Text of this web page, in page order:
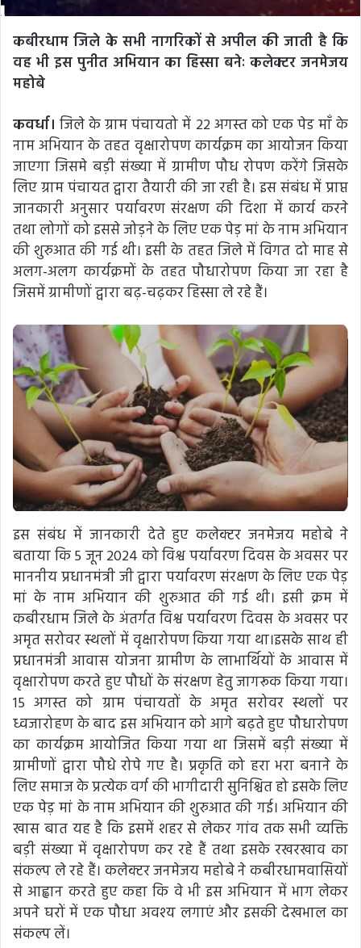
कबीरधाम जिले के सभी नागरिकों से अपील की जाती है कि
वह भी इस पुनीत अभियान का हिस्सा बनेः कलेक्टर जनमेजय
महोबे
कवर्धा। जिले के ग्राम पंचायतो में 22 अगस्त को एक पेड माँ के
नाम अभियान के तहत वृक्षारोपण कार्यक्रम का आयोजन किया
जाएगा जिसमे बड़ी संख्या में ग्रामीण पौध रोपण करेंगे जिसके
लिए ग्राम पंचायत द्वारा तैयारी की जा रही है। इस संबंध में प्राप्त
जानकारी अनुसार पर्यावरण संरक्षण की दिशा में कार्य करने
तथा लोगों को इससे जोड़ने के लिए एक पेड़ मां के नाम अभियान
की शुरुआत की गई थी। इसी के तहत जिले में विगत दो माह से
अलग-अलग कार्यक्रमों के तहत पौधारोपण किया जा रहा है
जिसमें ग्रामीणों द्वारा बढ़-चढ़कर हिस्सा ले रहे हैं।
इस संबंध में जानकारी देते हुए कलेक्टर जनमेजय महोबे ने
बताया कि 5 जून 2024 को विश्व पर्यावरण दिवस के अवसर पर
माननीय प्रधानमंत्री जी द्वारा पर्यावरण संरक्षण के लिए एक पेड़
मां के नाम अभियान की शुरुआत की गई थी। इसी क्रम में
कबीरधाम जिले के अंतर्गत विश्व पर्यावरण दिवस के अवसर पर
अमृत सरोवर स्थलों में वृक्षारोपण किया गया था।इसके साथ ही
प्रधानमंत्री आवास योजना ग्रामीण के लाभार्थियों के आवास में
वृक्षारोपण करते हुए पौधों के संरक्षण हेतु जागरूक किया गया।
15 अगस्त को ग्राम पंचायतों के अमृत सरोवर स्थलों पर
ध्वजारोहण के बाद इस अभियान को आगे बढ़ते हुए पौधारोपण
का कार्यक्रम आयोजित किया गया था जिसमें बड़ी संख्या में
ग्रामीणों द्वारा पौधे रोपे गए है। प्रकृति को हरा भरा बनाने के
लिए समाज के प्रत्येक वर्ग की भागीदारी सुनिश्चित हो इसके लिए
एक पेड़ मां के नाम अभियान की शुरुआत की गई। अभियान की
खास बात यह है कि इसमें शहर से लेकर गांव तक सभी व्यक्ति
बड़ी संख्या में वृक्षारोपण कर रहे हैं तथा इसके रखरखाव का
संकल्प ले रहे हैं। कलेक्टर जनमेजय महोबे ने कबीरधामवासियों
से आह्वान करते हुए कहा कि वे भी इस अभियान में भाग लेकर
अपने घरों में एक पौधा अवश्य लगाएं और इसकी देखभाल का
संकल्प लें।